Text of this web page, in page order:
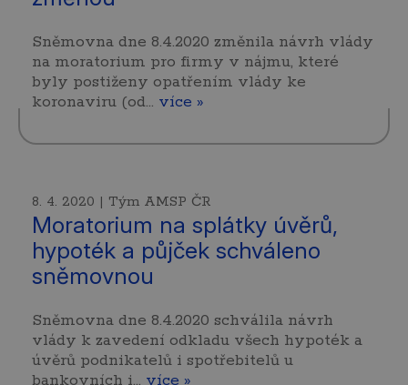
Sněmovna dne 8.4.2020 změnila návrh vlády
na moratorium pro firmy v nájmu, které
byly postiženy opatřením vlády ke
koronaviru (od… více »
8. 4. 2020 | Tým AMSP ČR
Moratorium na splátky úvěrů,
hypoték a půjček schváleno
sněmovnou
Sněmovna dne 8.4.2020 schválila návrh
vlády k zavedení odkladu všech hypoték a
úvěrů podnikatelů i spotřebitelů u
bankovních i… více »